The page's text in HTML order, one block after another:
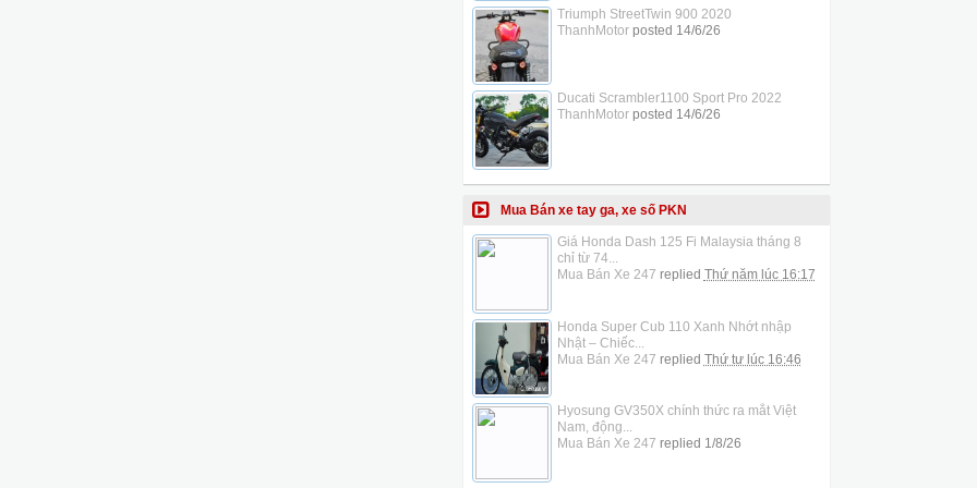
Triumph StreetTwin 900 2020
ThanhMotorposted 14/6/26
Ducati Scrambler1100 Sport Pro 2022
ThanhMotorposted 14/6/26
Mua Bán xe tay ga, xe số PKN
Giá Honda Dash 125 Fi Malaysia tháng 8
chỉ từ 74...
Mua Bán Xe 247 replied Thứ năm lúc 16:17
Honda Super Cub 110 Xanh Nhớt nhập
Nhật – Chiếc...
Mua Bán Xe 247 replied Thứ tư lúc 16:46
Hyosung GV350X chính thức ra mắt Việt
Nam, động...
Mua Bán Xe 247 replied 1/8/26